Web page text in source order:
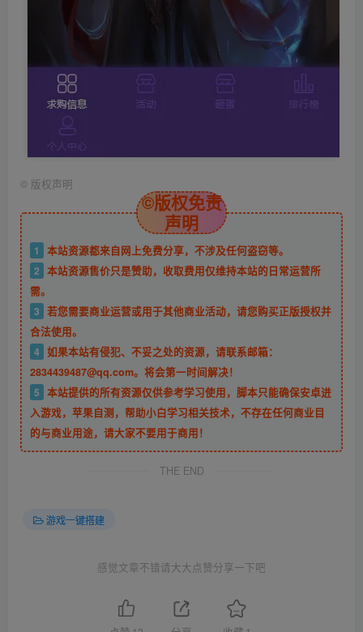
© 版权声明
©版权免责
声明
1
本站资源都来自网上免费分享，不涉及任何盗窃等。
2 本站资源售价只是赞助，收取费用仅维持本站的日常运营所
需。
3 若您需要商业运营或用于其他商业活动，请您购买正版授权并
合法使用。
4 如果本站有侵犯、不妥之处的资源，请联系邮箱：
2834439487@qq.com。将会第一时间解决！
5 本站提供的所有资源仅供参考学习使用，脚本只能确保安卓进
入游戏，苹果自测，帮助小白学习相关技术，不存在任何商业目
的与商业用途，请大家不要用于商用！
THE END
游戏一键搭建
感觉文章不错请大大点赞分享一下吧